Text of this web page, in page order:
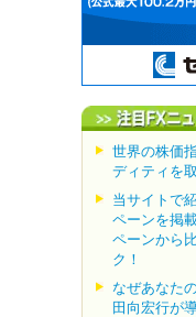
世界の株価
ディティを
当サイトで
ペーンを掲
ペーンから
ク！
なぜあなた
田向宏行が